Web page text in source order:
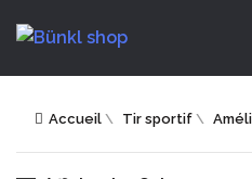
Accueil\ Tir sportif\